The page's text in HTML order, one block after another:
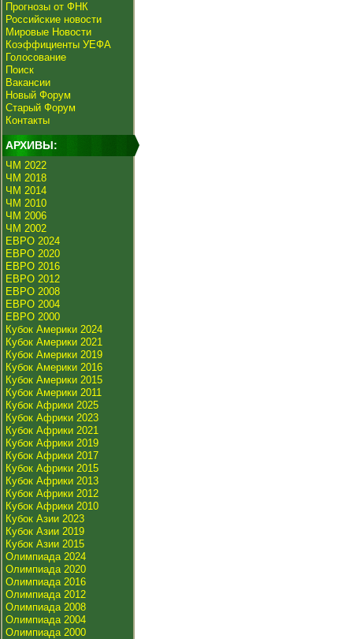
Прогнозы от ФНК
Российские новости
Мировые Новости
Коэффициенты УЕФА
Голосование
Поиск
Вакансии
Новый Форум
Старый Форум
Контакты
АРХИВЫ:
ЧМ 2022
ЧМ 2018
ЧМ 2014
ЧМ 2010
ЧМ 2006
ЧМ 2002
ЕВРО 2024
ЕВРО 2020
ЕВРО 2016
ЕВРО 2012
ЕВРО 2008
ЕВРО 2004
ЕВРО 2000
Кубок Америки 2024
Кубок Америки 2021
Кубок Америки 2019
Кубок Америки 2016
Кубок Америки 2015
Кубок Америки 2011
Кубок Африки 2025
Кубок Африки 2023
Кубок Африки 2021
Кубок Африки 2019
Кубок Африки 2017
Кубок Африки 2015
Кубок Африки 2013
Кубок Африки 2012
Кубок Африки 2010
Кубок Азии 2023
Кубок Азии 2019
Кубок Азии 2015
Олимпиада 2024
Олимпиада 2020
Олимпиада 2016
Олимпиада 2012
Олимпиада 2008
Олимпиада 2004
Олимпиада 2000